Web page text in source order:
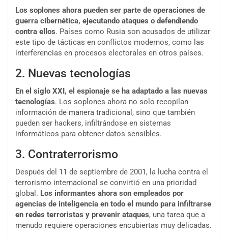
Los soplones ahora pueden ser parte de operaciones de
guerra cibernética, ejecutando ataques o defendiendo
contra ellos. Países como Rusia son acusados de utilizar
este tipo de tácticas en conflictos modernos, como las
interferencias en procesos electorales en otros países.
2. Nuevas tecnologías
En el siglo XXI, el espionaje se ha adaptado a las nuevas
tecnologías. Los soplones ahora no solo recopilan
información de manera tradicional, sino que también
pueden ser hackers, infiltrándose en sistemas
informáticos para obtener datos sensibles.
3. Contraterrorismo
Después del 11 de septiembre de 2001, la lucha contra el
terrorismo internacional se convirtió en una prioridad
global. Los informantes ahora son empleados por
agencias de inteligencia en todo el mundo para infiltrarse
en redes terroristas y prevenir ataques, una tarea que a
menudo requiere operaciones encubiertas muy delicadas.